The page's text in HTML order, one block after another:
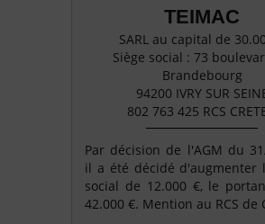
TEIMAC
SARL au capital de
Siège social : 73
Brandebourg
94200 IVRY SUR
802 763 425 RCS
Par décision de l'AGM du
il a été décidé d'augmenter
social de 12.000 €, le
42.000 €. Mention au RCS de